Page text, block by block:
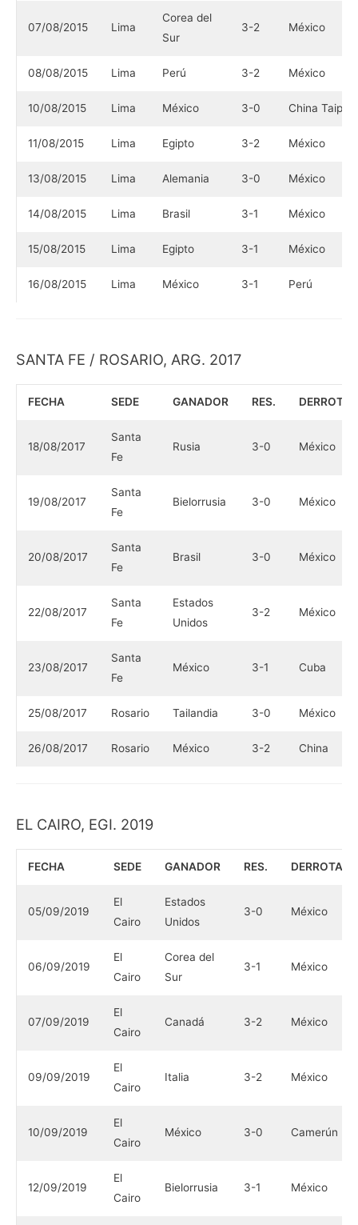
07/08/2015 Lima
Corea del
Sur
3-2 México
08/08/2015 Lima Perú 3-2 México
10/08/2015 Lima México 3-0 China Taipei
11/08/2015 Lima Egipto 3-2 México
13/08/2015 Lima Alemania 3-0 México
14/08/2015 Lima Brasil 3-1 México
15/08/2015 Lima Egipto 3-1 México
16/08/2015 Lima México 3-1 Perú
SANTA FE / ROSARIO, ARG. 2017
FECHA SEDE GANADOR RES.
18/08/2017
Santa
Fe
Rusia 3-0 México
19/08/2017
Santa
Fe
Bielorrusia 3-0 México
20/08/2017
Santa
Fe
Brasil 3-0 México
22/08/2017
Santa
Fe
Estados
Unidos
3-2 México
23/08/2017
Santa
Fe
México 3-1 Cuba
25/08/2017 Rosario Tailandia 3-0 México
26/08/2017 Rosario México 3-2 China
EL CAIRO, EGI. 2019
FECHA SEDE GANADOR RES.
05/09/2019
El
Cairo
Estados
Unidos
3-0 México
06/09/2019
El
Cairo
Corea del
Sur
3-1 México
07/09/2019
El
Cairo
Canadá 3-2 México
09/09/2019
El
Cairo
Italia 3-2 México
10/09/2019
El
Cairo
México 3-0 Camerún
12/09/2019
El
Cairo
Bielorrusia 3-1 México